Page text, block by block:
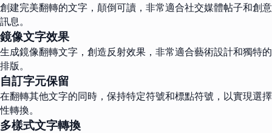
創建完美翻轉的文字，顛倒可讀，非常適合社交媒體帖子和創意
訊息。
鏡像文字效果
生成鏡像翻轉文字，創造反射效果，非常適合藝術設計和獨特的
排版。
自訂字元保留
在翻轉其他文字的同時，保持特定符號和標點符號，以實現選擇
性轉換。
多樣式文字轉換